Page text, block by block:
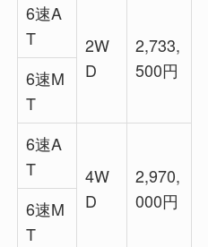
6速A
T
2W
D
2,733,
500円
6速M
T
6速A
T
4W
D
2,970,
000円
6速M
T